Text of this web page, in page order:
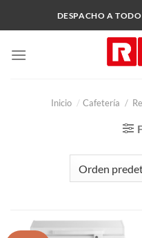
DESPACHO A
Inicio / Cafetería /